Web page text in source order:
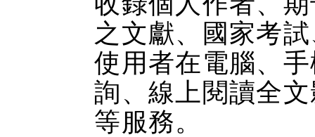
之文獻、國家考
使用者在電腦、
詢、線上閱讀全
等服務。